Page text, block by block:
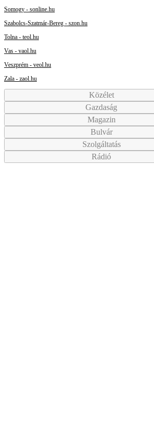
Somogy - sonline.hu
Szabolcs-Szatmár-Bereg - szon.hu
Tolna - teol.hu
Vas - vaol.hu
Veszprém - veol.hu
Zala - zaol.hu
Közélet
Gazdaság
Magazin
Bulvár
Szolgáltatás
Rádió